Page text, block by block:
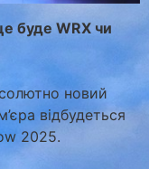
буде WRX чи
новий
відбудеться
2025.